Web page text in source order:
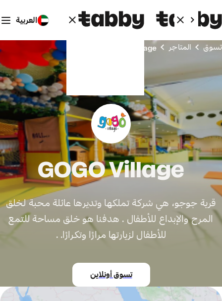
العربية
تسوق المتاجر GOGO Village
GOGO Village
قرية جوجو، هي شركة تملكها وتديرها عائلة محبة لخلق
المرح والإبداع للأطفال . هدفنا هو خلق مساحة للتمع
للأطفال لزيارتها مرارًا وتكرارًا. .
تسوق أونلاين